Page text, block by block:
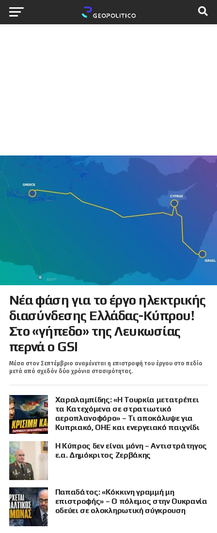
Νέα φάση για το έργο ηλεκτρικής
διασύνδεσης Ελλάδας-Κύπρου!
Στο «γήπεδο» της Λευκωσίας
περνά ο GSI
Μέσα στον Σεπτέμβριο αναμένεται η επιστροφή του έργου στο πεδίο
μετά από σχεδόν δύο χρόνια στασιμότητας.
Χαραλαμπίδης: «Η Τουρκία μετατρέπει
τα Κατεχόμενα σε στρατιωτικό
αεροπλανοφόρο» – Τι αποκάλυψε για
Κυπριακό, ΟΗΕ και ενεργειακό παιχνίδι
Η Κύπρος δεν είναι μόνη – Αντιστράτηγος
ε.α. Δημόκριτος Ζερβάκης
Παπαδάτος: «Κόκκινη γραμμή μη
επιστροφής» – Ο πόλεμος στην Ουκρανία
οδεύει σε ολοκληρωτική σύγκρουση